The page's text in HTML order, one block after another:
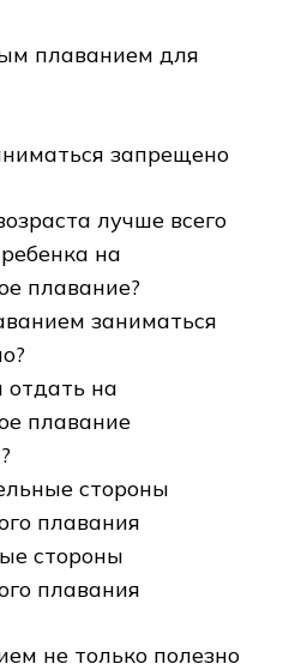
запрещено
лучше всего
на
плавание?
заниматься
на
плавание
стороны
плавания
стороны
плавания
не только полезно